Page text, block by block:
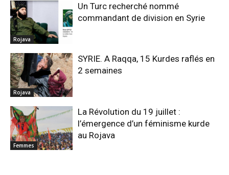
Rojava
Un Turc recherché nommé
commandant de division en Syrie
Rojava
SYRIE. A Raqqa, 15 Kurdes raflés en
2 semaines
Femmes
La Révolution du 19 juillet :
l’émergence d’un féminisme kurde
au Rojava